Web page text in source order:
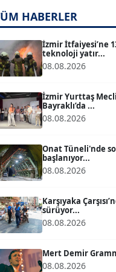
T TUĞÇE
Köşe Yazarı
ATİLLA
BÜLENT
MERT ERBOY
B BÜLENT
HABERLER
İzmir İtfaiyesi’ne
teknoloji yatır...
08.08.2026
İzmir Yurttaş
Bayraklı’da ...
08.08.2026
Onat Tüneli'nde
başlanıyor...
08.08.2026
Karşıyaka
sürüyor...
08.08.2026
Mert Demir
08.08.2026